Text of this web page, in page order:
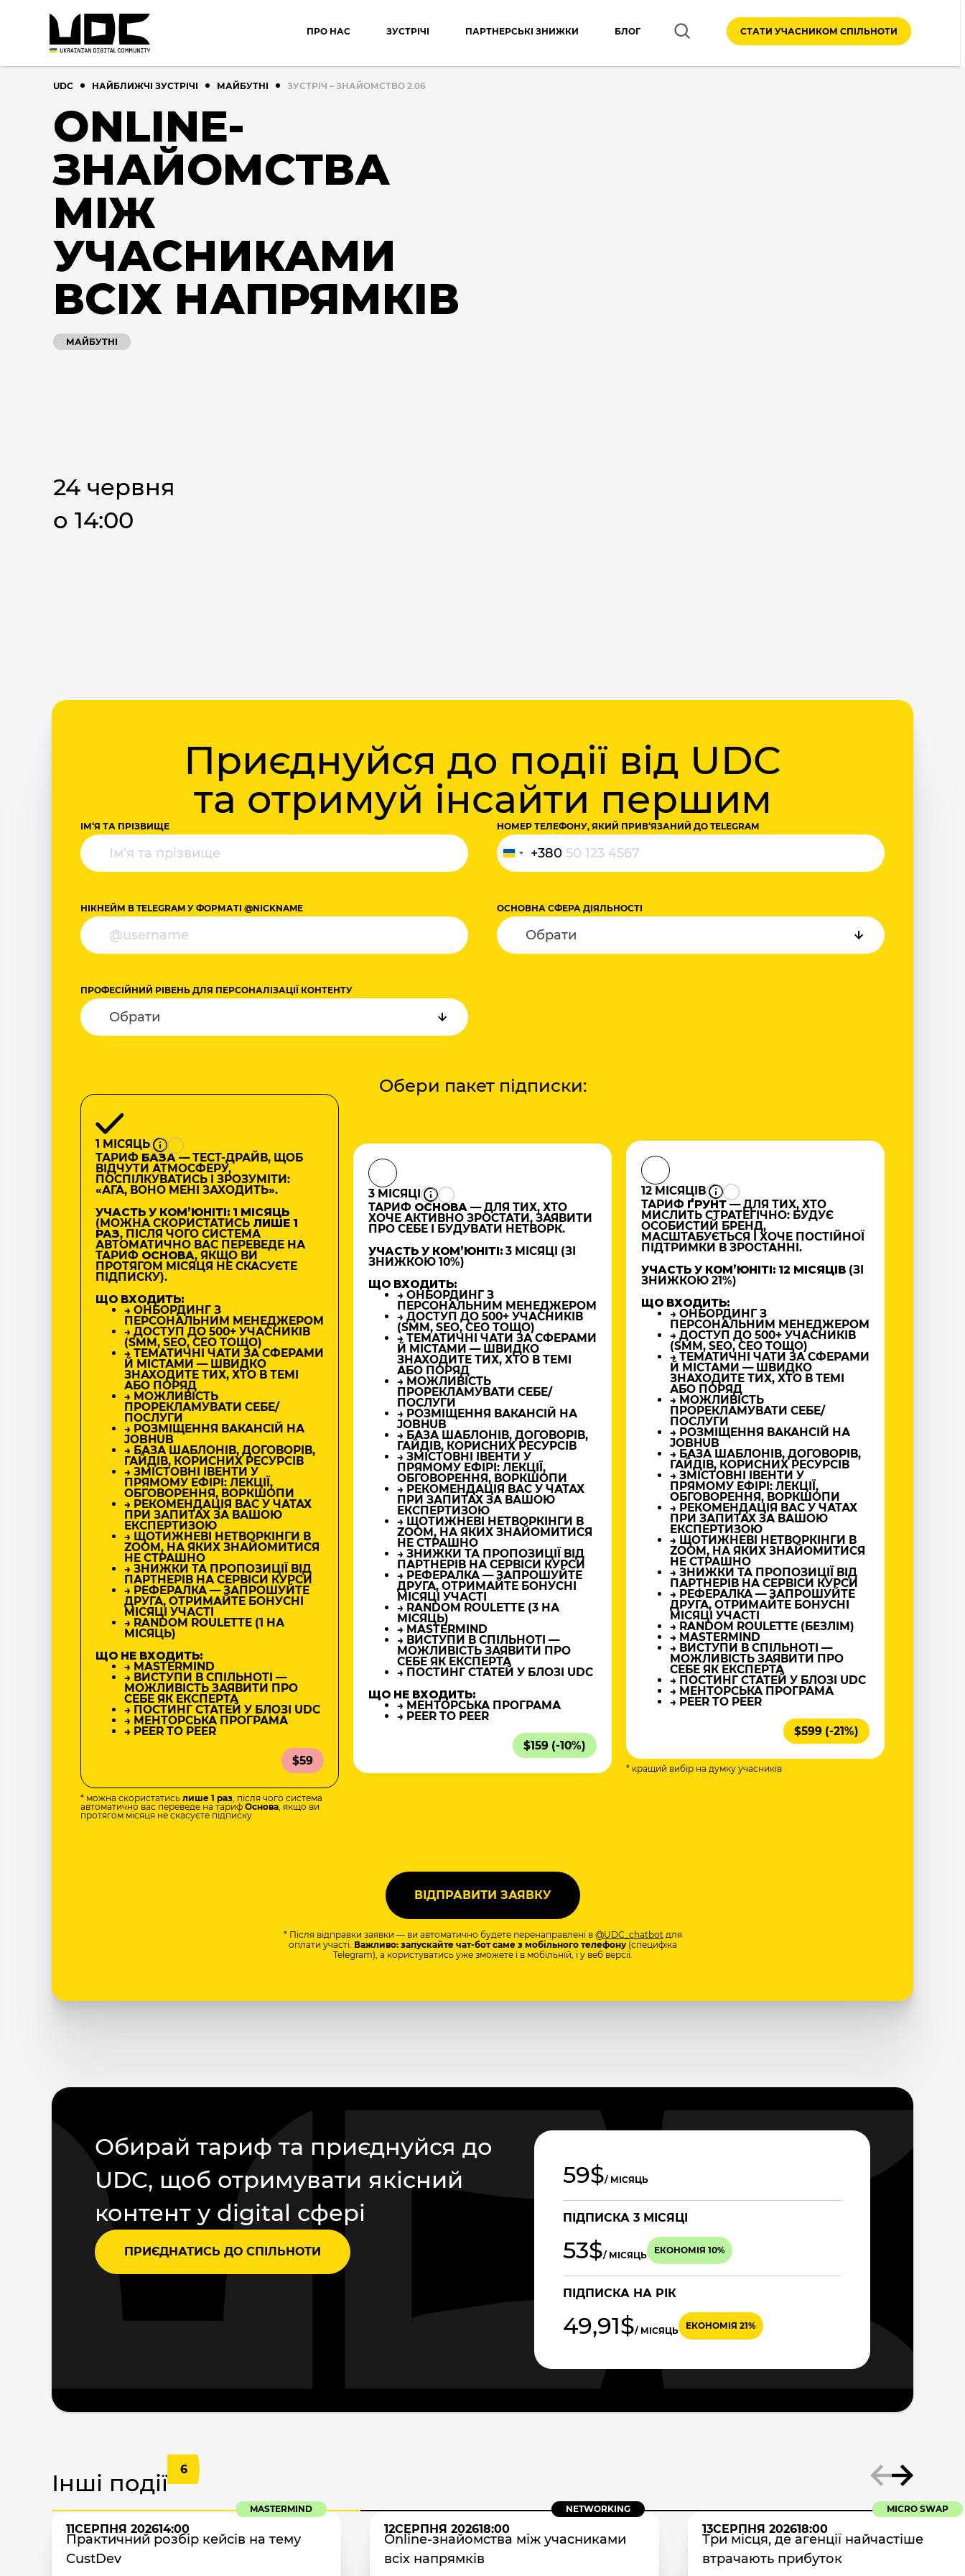
ПРО НАС ЗУСТРІЧІ ПАРТНЕРСЬКІ ЗНИЖКИ БЛОГ СТАТИ УЧАСНИКОМ СПІЛЬНОТИ
UDC НАЙБЛИЖЧІ ЗУСТРІЧІ МАЙБУТНІ ЗУСТРІЧ – ЗНАЙОМСТВО 2.06
ONLINE-
ЗНАЙОМСТВА
МІЖ
УЧАСНИКАМИ
ВСІХ НАПРЯМКІВ
МАЙБУТНІ
24 червня
о 14:00
Приєднуйся до події від UDC
та отримуй інсайти першим
ІМ‘Я ТА ПРІЗВИЩЕ НОМЕР ТЕЛЕФОНУ, ЯКИЙ ПРИВ‘ЯЗАНИЙ ДО TELEGRAM
Україна
+380
+380
НІКНЕЙМ В TELEGRAM У ФОРМАТІ @NICKNAME ОСНОВНА СФЕРА ДІЯЛЬНОСТІ
ПРОФЕСІЙНИЙ РІВЕНЬ ДЛЯ ПЕРСОНАЛІЗАЦІЇ КОНТЕНТУ
Обери пакет підписки:
1 МІСЯЦЬ
ТАРИФ БАЗА— ТЕСТ-ДРАЙВ, ЩОБ
ВІДЧУТИ АТМОСФЕРУ,
ПОСПІЛКУВАТИСЬ І ЗРОЗУМІТИ:
«АГА, ВОНО МЕНІ ЗАХОДИТЬ».
УЧАСТЬ У КОМʼЮНІТІ: 1 МІСЯЦЬ
(МОЖНА СКОРИСТАТИСЬ ЛИШЕ 1
РАЗ, ПІСЛЯ ЧОГО СИСТЕМА
АВТОМАТИЧНО ВАС ПЕРЕВЕДЕ НА
ТАРИФ ОСНОВА, ЯКЩО ВИ
ПРОТЯГОМ МІСЯЦЯ НЕ СКАСУЄТЕ
ПІДПИСКУ).
ЩО ВХОДИТЬ:
→ ОНБОРДИНГ З
ПЕРСОНАЛЬНИМ МЕНЕДЖЕРОМ
→ ДОСТУП ДО 500+ УЧАСНИКІВ
(SMM, SEO, CEO ТОЩО)
→ ТЕМАТИЧНІ ЧАТИ ЗА СФЕРАМИ
Й МІСТАМИ — ШВИДКО
ЗНАХОДИТЕ ТИХ, ХТО В ТЕМІ
АБО ПОРЯД
→ МОЖЛИВІСТЬ
ПРОРЕКЛАМУВАТИ СЕБЕ/
ПОСЛУГИ
→ РОЗМІЩЕННЯ ВАКАНСІЙ НА
JOBHUB
→ БАЗА ШАБЛОНІВ, ДОГОВОРІВ,
ГАЙДІВ, КОРИСНИХ РЕСУРСІВ
→ ЗМІСТОВНІ ІВЕНТИ У
ПРЯМОМУ ЕФІРІ: ЛЕКЦІЇ,
ОБГОВОРЕННЯ, ВОРКШОПИ
→ РЕКОМЕНДАЦІЯ ВАС У ЧАТАХ
ПРИ ЗАПИТАХ ЗА ВАШОЮ
ЕКСПЕРТИЗОЮ
→ ЩОТИЖНЕВІ НЕТВОРКІНГИ В
ZOOM, НА ЯКИХ ЗНАЙОМИТИСЯ
НЕ СТРАШНО
→ ЗНИЖКИ ТА ПРОПОЗИЦІЇ ВІД
ПАРТНЕРІВ НА СЕРВІСИ КУРСИ
→ РЕФЕРАЛКА — ЗАПРОШУЙТЕ
ДРУГА, ОТРИМАЙТЕ БОНУСНІ
МІСЯЦІ УЧАСТІ
→ RANDOM ROULETTE (1 НА
МІСЯЦЬ)
ЩО НЕ ВХОДИТЬ:
→ MASTERMIND
→ ВИСТУПИ В СПІЛЬНОТІ —
МОЖЛИВІСТЬ ЗАЯВИТИ ПРО
СЕБЕ ЯК ЕКСПЕРТА
→ ПОСТИНГ СТАТЕЙ У БЛОЗІ UDC
→ МЕНТОРСЬКА ПРОГРАМА
→ PEER TO PEER
$59
* можна скористатись лише 1 раз, після чого система
автоматично вас переведе на тариф Основа, якщо ви
протягом місяця не скасуєте підписку
3 МІСЯЦІ
ТАРИФ ОСНОВА — ДЛЯ ТИХ, ХТО
ХОЧЕ АКТИВНО ЗРОСТАТИ, ЗАЯВИТИ
ПРО СЕБЕ І БУДУВАТИ НЕТВОРК.
УЧАСТЬ У КОМʼЮНІТІ: 3 МІСЯЦІ (ЗІ
ЗНИЖКОЮ 10%)
ЩО ВХОДИТЬ:
→ ОНБОРДИНГ З
ПЕРСОНАЛЬНИМ МЕНЕДЖЕРОМ
→ ДОСТУП ДО 500+ УЧАСНИКІВ
(SMM, SEO, CEO ТОЩО)
→ ТЕМАТИЧНІ ЧАТИ ЗА СФЕРАМИ
Й МІСТАМИ — ШВИДКО
ЗНАХОДИТЕ ТИХ, ХТО В ТЕМІ
АБО ПОРЯД
→ МОЖЛИВІСТЬ
ПРОРЕКЛАМУВАТИ СЕБЕ/
ПОСЛУГИ
→ РОЗМІЩЕННЯ ВАКАНСІЙ НА
JOBHUB
→ БАЗА ШАБЛОНІВ, ДОГОВОРІВ,
ГАЙДІВ, КОРИСНИХ РЕСУРСІВ
→ ЗМІСТОВНІ ІВЕНТИ У
ПРЯМОМУ ЕФІРІ: ЛЕКЦІЇ,
ОБГОВОРЕННЯ, ВОРКШОПИ
→ РЕКОМЕНДАЦІЯ ВАС У ЧАТАХ
ПРИ ЗАПИТАХ ЗА ВАШОЮ
ЕКСПЕРТИЗОЮ
→ ЩОТИЖНЕВІ НЕТВОРКІНГИ В
ZOOM, НА ЯКИХ ЗНАЙОМИТИСЯ
НЕ СТРАШНО
→ ЗНИЖКИ ТА ПРОПОЗИЦІЇ ВІД
ПАРТНЕРІВ НА СЕРВІСИ КУРСИ
→ РЕФЕРАЛКА — ЗАПРОШУЙТЕ
ДРУГА, ОТРИМАЙТЕ БОНУСНІ
МІСЯЦІ УЧАСТІ
→ RANDOM ROULETTE (3 НА
МІСЯЦЬ)
→ MASTERMIND
→ ВИСТУПИ В СПІЛЬНОТІ —
МОЖЛИВІСТЬ ЗАЯВИТИ ПРО
СЕБЕ ЯК ЕКСПЕРТА
→ ПОСТИНГ СТАТЕЙ У БЛОЗІ UDC
ЩО НЕ ВХОДИТЬ:
→ МЕНТОРСЬКА ПРОГРАМА
→ PEER TO PEER
$159 (-10%)
12 МІСЯЦІВ
ТАРИФ ҐРУНТ— ДЛЯ ТИХ, ХТО
МИСЛИТЬ СТРАТЕГІЧНО: БУДУЄ
ОСОБИСТИЙ БРЕНД,
МАСШТАБУЄТЬСЯ І ХОЧЕ ПОСТІЙНОЇ
ПІДТРИМКИ В ЗРОСТАННІ.
УЧАСТЬ У КОМʼЮНІТІ: 12 МІСЯЦІВ (ЗІ
ЗНИЖКОЮ 21%)
ЩО ВХОДИТЬ:
→ ОНБОРДИНГ З
ПЕРСОНАЛЬНИМ МЕНЕДЖЕРОМ
→ ДОСТУП ДО 500+ УЧАСНИКІВ
(SMM, SEO, CEO ТОЩО)
→ ТЕМАТИЧНІ ЧАТИ ЗА СФЕРАМИ
Й МІСТАМИ — ШВИДКО
ЗНАХОДИТЕ ТИХ, ХТО В ТЕМІ
АБО ПОРЯД
→ МОЖЛИВІСТЬ
ПРОРЕКЛАМУВАТИ СЕБЕ/
ПОСЛУГИ
→ РОЗМІЩЕННЯ ВАКАНСІЙ НА
JOBHUB
→ БАЗА ШАБЛОНІВ, ДОГОВОРІВ,
ГАЙДІВ, КОРИСНИХ РЕСУРСІВ
→ ЗМІСТОВНІ ІВЕНТИ У
ПРЯМОМУ ЕФІРІ: ЛЕКЦІЇ,
ОБГОВОРЕННЯ, ВОРКШОПИ
→ РЕКОМЕНДАЦІЯ ВАС У ЧАТАХ
ПРИ ЗАПИТАХ ЗА ВАШОЮ
ЕКСПЕРТИЗОЮ
→ ЩОТИЖНЕВІ НЕТВОРКІНГИ В
ZOOM, НА ЯКИХ ЗНАЙОМИТИСЯ
НЕ СТРАШНО
→ ЗНИЖКИ ТА ПРОПОЗИЦІЇ ВІД
ПАРТНЕРІВ НА СЕРВІСИ КУРСИ
→ РЕФЕРАЛКА — ЗАПРОШУЙТЕ
ДРУГА, ОТРИМАЙТЕ БОНУСНІ
МІСЯЦІ УЧАСТІ
→ RANDOM ROULETTE (БЕЗЛІМ)
→ MASTERMIND
→ ВИСТУПИ В СПІЛЬНОТІ —
МОЖЛИВІСТЬ ЗАЯВИТИ ПРО
СЕБЕ ЯК ЕКСПЕРТА
→ ПОСТИНГ СТАТЕЙ У БЛОЗІ UDC
→ МЕНТОРСЬКА ПРОГРАМА
→ PEER TO PEER
$599 (-21%)
* кращий вибір на думку учасників
* Після відправки заявки — ви автоматично будете перенаправлені в @UDC_chatbotдля
оплати участі. Важливо: запускайте чат-бот саме з мобільного телефону(специфіка
Telegram), а користуватись уже зможете і в мобільній, і у веб версії.
Обирай тариф та приєднуйся до
UDC, щоб отримувати якісний
контент у digital сфері
ПРИЄДНАТИСЬ ДО СПІЛЬНОТИ
59$/ МІСЯЦЬ
ПІДПИСКА 3 МІСЯЦІ
53$/ МІСЯЦЬ ЕКОНОМІЯ 10%
ПІДПИСКА НА РІК
49,91$/ МІСЯЦЬ ЕКОНОМІЯ 21%
Інші події 6
MASTERMIND
11СЕРПНЯ 202614:00
Практичний розбір кейсів на тему
CustDev
NETWORKING
12СЕРПНЯ 202618:00
Online-знайомства між учасниками
всіх напрямків
MICRO SWAP
13СЕРПНЯ 202618:00
Три місця, де агенції найчастіше
втрачають прибуток